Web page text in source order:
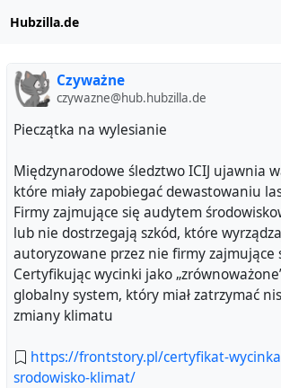
Hubzilla.de
Czyważne
czywazne@hub.hubzilla.de
Pieczątka na wylesianie
Międzynarodowe śledztwo ICIJ ujawnia
które miały zapobiegać dewastowaniu
Firmy zajmujące się audytem
lub nie dostrzegają szkód, które
autoryzowane przez nie firmy zajmujące
Certyfikując wycinki jako
globalny system, który miał zatrzymać
zmiany klimatu
https://frontstory.pl/certyfikat-
srodowisko-klimat/